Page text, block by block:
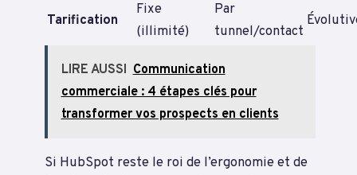
Tarification
Fixe
(illimité)
Par
tunnel/contact
LIRE AUSSI Communication
commerciale : 4 étapes clés pour
transformer vos prospects en clients
Si HubSpot reste le roi de l’ergonomie et de